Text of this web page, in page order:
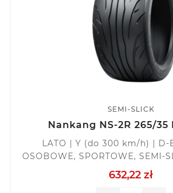
SEMI-SLICK
Nankang NS-2R 265/35
LATO | Y (do 300 km/h) | D-
OSOBOWE, SPORTOWE, SEMI-
632,22 zł